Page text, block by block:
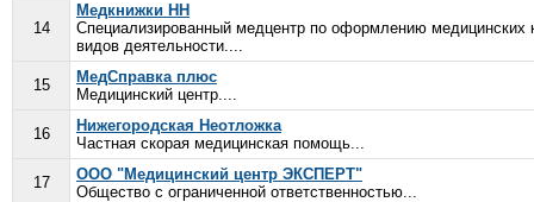
14
Медкнижки НН
Специализированный медцентр по оформлению
видов деятельности....
15
МедСправка плюс
Медицинский центр....
16
Нижегородская Неотложка
Частная скорая медицинская помощь...
17
ООО "Медицинский центр ЭКСПЕРТ"
Общество с ограниченной ответственностью...